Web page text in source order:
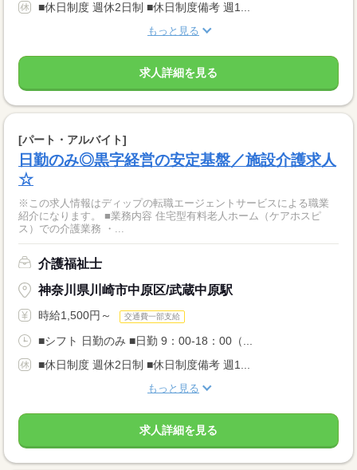
■休日制度 週休2日制 ■休日制度備考 週1...
もっと見る
求人詳細を見る
[パート・アルバイト]
日勤のみ◎黒字経営の安定基盤／施設介護求人
☆
※この求人情報はディップの転職エージェントサービスによる職業
紹介になります。 ■業務内容 住宅型有料老人ホーム（ケアホスピ
ス）での介護業務 ・...
介護福祉士
神奈川県川崎市中原区/武蔵中原駅
時給1,500円～ 交通費一部支給
■シフト 日勤のみ ■日勤 9：00-18：00（...
■休日制度 週休2日制 ■休日制度備考 週1...
もっと見る
求人詳細を見る